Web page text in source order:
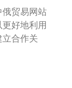
贸易网站
好地利用
合作关